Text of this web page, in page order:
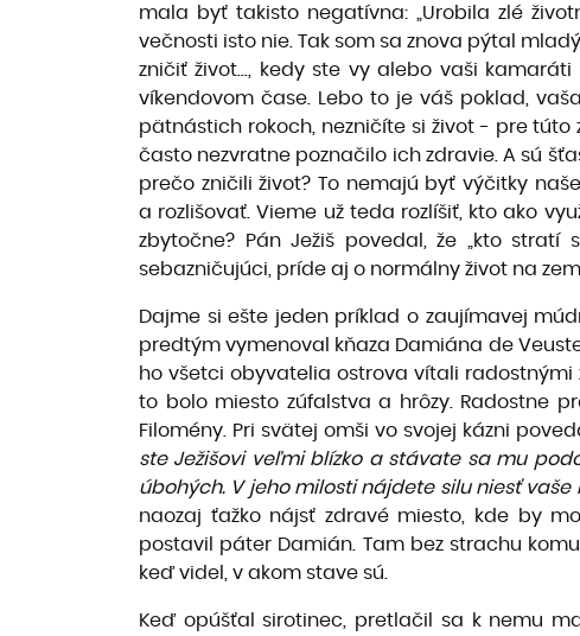
mala byť takisto negatívna: „Urobila zlé
večnosti isto nie. Tak som sa znova pýtal
zničiť život..., kedy ste vy alebo vaši
víkendovom čase. Lebo to je váš poklad,
pätnástich rokoch, nezničíte si život - pre túto
často nezvratne poznačilo ich zdravie. A sú
prečo zničili život? To nemajú byť výčitky
a rozlišovať. Vieme už teda rozlíšiť, kto ako
zbytočne? Pán Ježiš povedal, že „kto
sebazničujúci, príde aj o normálny život na
Dajme si ešte jeden príklad o zaujímavej
predtým vymenoval kňaza Damiána de
ho všetci obyvatelia ostrova vítali
to bolo miesto zúfalstva a hrôzy. Radostne
Filomény. Pri svätej omši vo svojej kázni
ste Ježišovi veľmi blízko a stávate sa mu
úbohých. V jeho milosti nájdete silu niesť
naozaj ťažko nájsť zdravé miesto, kde by
postavil páter Damián. Tam bez strachu
keď videl, v akom stave sú.
Keď opúšťal sirotinec, pretlačil sa k nemu